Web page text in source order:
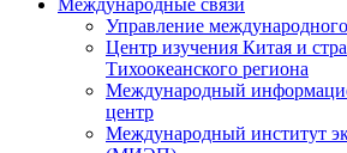
Международные связи
Управление
Центр изучения Китая и
Тихоокеанского региона
Международный
центр
Международный институт